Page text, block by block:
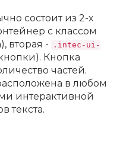
состоит из 2-х
с классом
вторая -
.intec-ui-
Кнопка
частей.
в любом
интерактивной
текста.